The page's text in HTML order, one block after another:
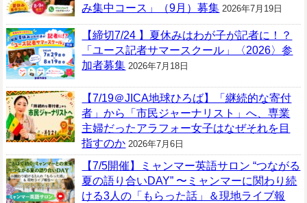
み集中コース」（9月）募集 2026年7月19日
【締切7/24 】夏休みはわが子が記者に！？
「ユース記者サマースクール」〈2026〉参
加者募集 2026年7月18日
【7/19＠JICA地球ひろば】「継続的な寄付
者」から「市民ジャーナリスト」へ、専業
主婦だったアラフォー女子はなぜそれを目
指すのか 2026年7月6日
【7/5開催】ミャンマー英語サロン “つながる
夏の語り合いDAY” 〜ミャンマーに関わり続
ける3人の「もらった話」＆現地ライブ報